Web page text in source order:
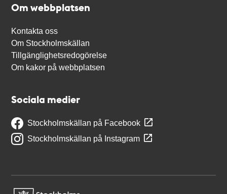
Om webbplatsen
Kontakta oss
Om Stockholmskällan
Tillgänglighetsredogörelse
Om kakor på webbplatsen
Sociala medier
Stockholmskällan på Facebook
Stockholmskällan på Instagram